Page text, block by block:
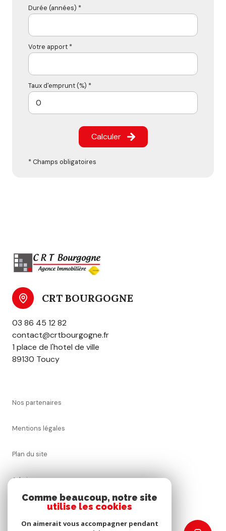
Durée (années) *
Votre apport *
Taux d'emprunt (%) *
Calculer
* Champs obligatoires
CRT BOURGOGNE
03 86 45 12 82
contact@crtbourgogne.fr
1 place de l'hotel de ville
89130 Toucy
nos partenaires
mentions légales
plan du site
admin
nos honoraires
Comme beaucoup, notre site
utilise les cookies
On aimerait vous accompagner pendant